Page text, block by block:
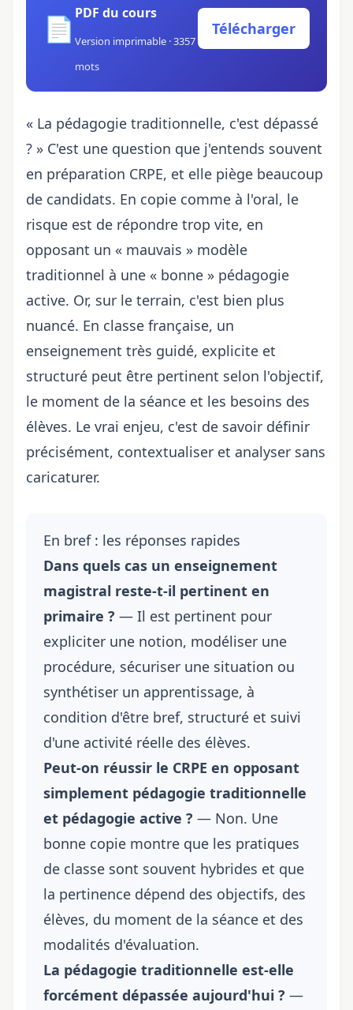
📄 PDF du cours
Version imprimable · 3357
mots
Télécharger
« La pédagogie traditionnelle, c'est dépassé
? » C'est une question que j'entends souvent
en préparation CRPE, et elle piège beaucoup
de candidats. En copie comme à l'oral, le
risque est de répondre trop vite, en
opposant un « mauvais » modèle
traditionnel à une « bonne » pédagogie
active. Or, sur le terrain, c'est bien plus
nuancé. En classe française, un
enseignement très guidé, explicite et
structuré peut être pertinent selon l'objectif,
le moment de la séance et les besoins des
élèves. Le vrai enjeu, c'est de savoir définir
précisément, contextualiser et analyser sans
caricaturer.
En bref : les réponses rapides
Dans quels cas un enseignement
magistral reste-t-il pertinent en
primaire ? — Il est pertinent pour
expliciter une notion, modéliser une
procédure, sécuriser une situation ou
synthétiser un apprentissage, à
condition d'être bref, structuré et suivi
d'une activité réelle des élèves.
Peut-on réussir le CRPE en opposant
simplement pédagogie traditionnelle
et pédagogie active ? — Non. Une
bonne copie montre que les pratiques
de classe sont souvent hybrides et que
la pertinence dépend des objectifs, des
élèves, du moment de la séance et des
modalités d'évaluation.
La pédagogie traditionnelle est-elle
forcément dépassée aujourd'hui ? —